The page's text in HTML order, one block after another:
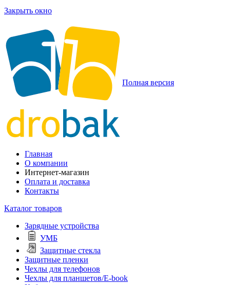
Закрыть окно
Полная версия
Главная
О компании
Интернет-магазин
Оплата и доставка
Контакты
Каталог товаров
Зарядные устройства
УМБ
Защитные стекла
Защитные пленки
Чехлы для телефонов
Чехлы для планшетов/E-book